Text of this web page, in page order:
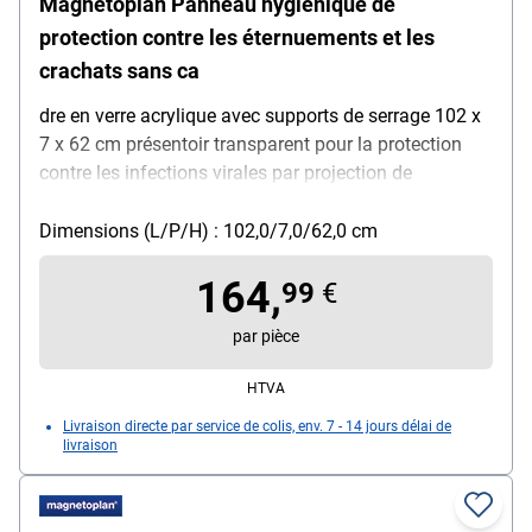
protection contre les éternuements et les
crachats sans ca
dre en verre acrylique avec supports de serrage 102 x
7 x 62 cm présentoir transparent pour la protection
contre les infections virales par projection de
pour : salles de séminaire / postes de travail et
d'enseignement en présence / boulangeries / épiceries
et drogueries / services de restauration et de livraison
/ stations-service / banques, caractéristiques :
possibilités de fixation flexibles avec pinces de
maintien (2 ou 3 pinces selon la taille de la vitre) /
souple sur les pinces de maintien pour éviter les
dommages / sans cadre avec coins arrondis /
acrylique, épaisseur de la vitre : 5 mm, couleur :
Dimensions (L/P/H) : 102,0/7,0/62,0 cm
164,99 €
par pièce
HTVA
Livraison directe par service de colis, env. 7 - 14 jours délai de
livraison